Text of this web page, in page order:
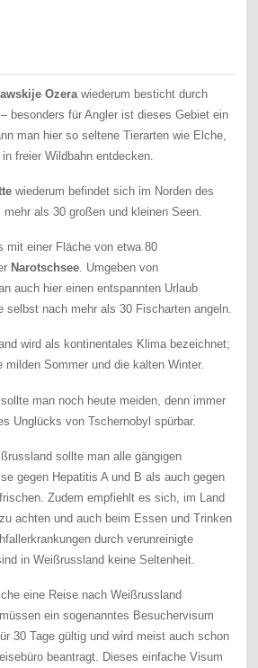
Ozera wiederum besticht durch
besonders für Angler ist dieses Gebiet ein
man hier so seltene Tierarten wie Elche,
freier Wildbahn entdecken.
wiederum befindet sich im Norden des
mehr als 30 großen und kleinen Seen.
mit einer Fläche von etwa 80
Narotschsee. Umgeben von
auch hier einen entspannten Urlaub
selbst nach mehr als 30 Fischarten angeln.
wird als kontinentales Klima bezeichnet;
Sommer und die kalten Winter.
man noch heute meiden, denn immer
Unglücks von Tschernobyl spürbar.
sollte man alle gängigen
gegen Hepatitis A und B als auch gegen
Zudem empfiehlt es sich, im Land
achten und auch beim Essen und Trinken
durch verunreinigte
in Weißrussland keine Seltenheit.
eine Reise nach Weißrussland
ein sogenanntes Besuchervisum
30 Tage gültig und wird meist auch schon
beantragt. Dieses einfache Visum